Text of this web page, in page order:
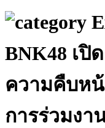
BNK48 เปิ
ความคืบหน้
การร่วมงา